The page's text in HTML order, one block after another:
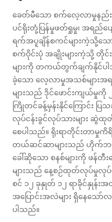
ခေတ်မီသော စက်လေ့လာမှုနည်
ပင်ရိုးတုံ့ပြန်မှုဖတ်ရှုမှု၊ အရည်ပျ
ရက်အပူချိန်စကင်များကဲ့သို့သေ
စက်ဝိုင်းပုံ အချိုးများကဲ့သို့ တို
များကို တကယ်တွက်ချက်နိုင်ပ
ခဲ့သော လေ့လာမှုအသစ်များ
များသည် ဒိုင်ဖောင်းကျယ်မှုကို
ကြိုတင်ခန့်မှန်းနိုင်ကြောင်း ပြသ
လုပ်ငန်းခွင်လုပ်သားများ ဆွဲထု
စေပါသည်။ ရိုးရာတိုင်းတာမှုကိ
တယ်ဆင်ဆာများသည် ဟိုက်ဘရ
ခေါ်ဆိုသော စနစ်များကို ဖန်
များသည် နေ့စဉ်ထုတ်လုပ်မှုလုပ်င
စင် ၁၂ ခုနှုတ် ၁၂ ရာခိုင်နှုန်း
အပြောင်းအလဲများ ရှိနေသော်
ပါသည်။